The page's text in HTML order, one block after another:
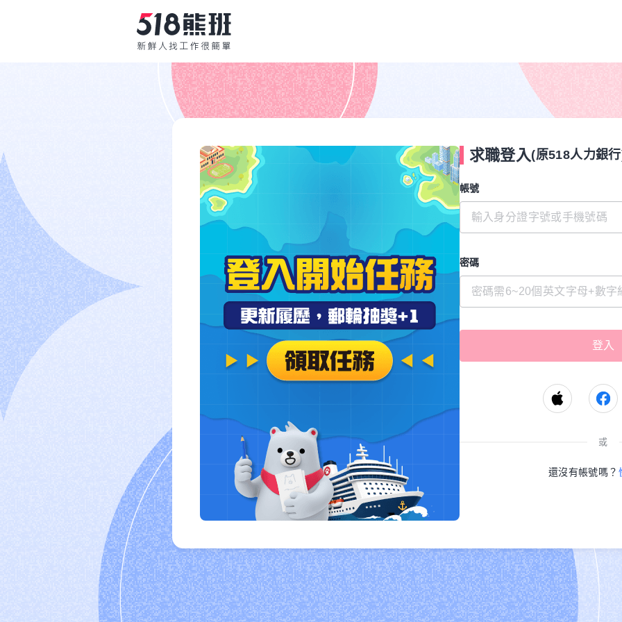
求職登入(原518人力銀
帳號
密碼
或
還沒有帳號嗎？